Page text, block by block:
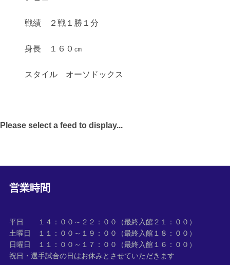
戦績 ２戦１勝１分
身長 １６０㎝
スタイル オーソドックス
Please select a feed to display...
営業時間
平日 １４：００～２２：００（最終入館２１：００）
土曜日 １１：００～１９：００（最終入館１８：００）
日曜日 １１：００～１７：００（最終入館１６：００）
祝日・選手試合の日はお休みとさせていただきます